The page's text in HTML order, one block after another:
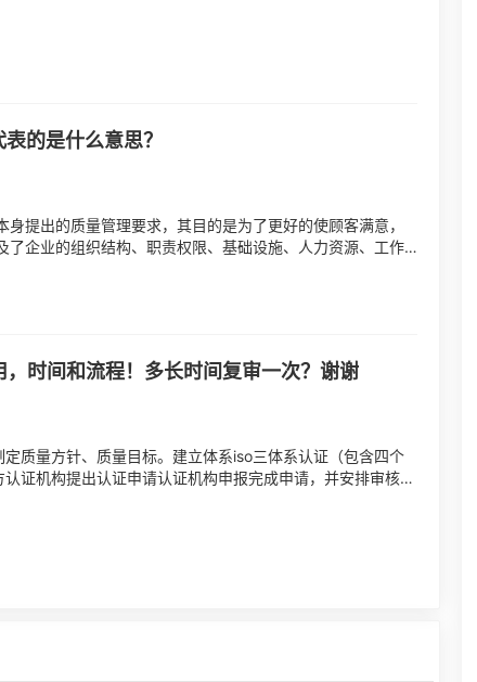
的是什么意思？
提出的质量管理要求，其目的是为了更好的使顾客满意，
企业的组织结构、职责权限、基础设施、人力资源、工作
时间和流程！多长时间复审一次？谢谢
质量方针、质量目标。建立体系iso三体系认证（包含四个
证机构提出认证申请认证机构申报完成申请，并安排审核现